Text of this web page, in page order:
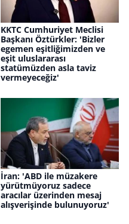
KKTC Cumhuriyet Meclisi
Başkanı Öztürkler: 'Bizler
egemen eşitliğimizden ve
eşit uluslararası
statümüzden asla taviz
vermeyeceğiz'
İran: 'ABD ile müzakere
yürütmüyoruz sadece
aracılar üzerinden mesaj
alışverişinde bulunuyoruz'